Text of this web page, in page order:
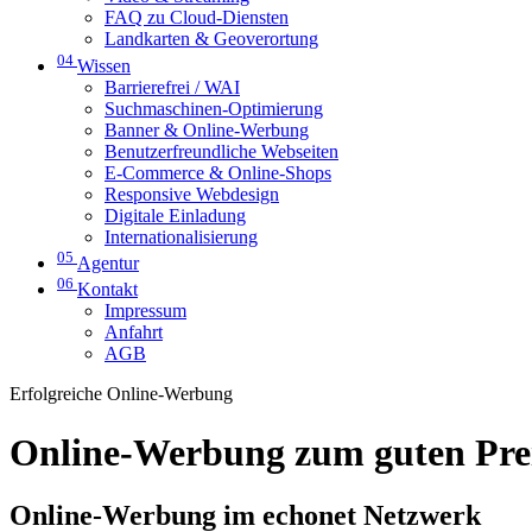
FAQ zu Cloud-Diensten
Landkarten & Geoverortung
04 Wissen
Barrierefrei / WAI
Suchmaschinen-Optimierung
Banner & Online-Werbung
Benutzerfreundliche Webseiten
E-Commerce & Online-Shops
Responsive Webdesign
Digitale Einladung
Internationalisierung
05 Agentur
06 Kontakt
Impressum
Anfahrt
AGB
Erfolgreiche Online-Werbung
Online-Werbung zum guten
Online-Werbung im echonet Netzwerk